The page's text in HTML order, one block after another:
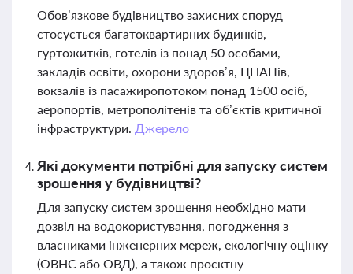
Обов’язкове будівництво захисних споруд
стосується багатоквартирних будинків,
гуртожитків, готелів із понад 50 особами,
закладів освіти, охорони здоров’я, ЦНАПів,
вокзалів із пасажиропотоком понад 1500 осіб,
аеропортів, метрополітенів та об’єктів критичної
інфраструктури. Джерело
Які документи потрібні для запуску систем
зрошення у будівництві?
Для запуску систем зрошення необхідно мати
дозвіл на водокористування, погодження з
власниками інженерних мереж, екологічну оцінку
(ОВНС або ОВД), а також проєктну